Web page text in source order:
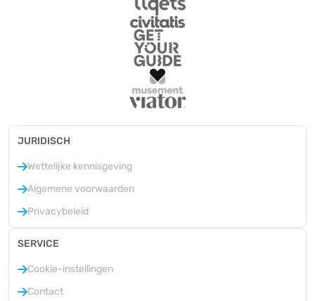
JURIDISCH
Wettelijke kennisgeving
Algemene voorwaarden
Privacybeleid
SERVICE
Cookie-instellingen
Contact